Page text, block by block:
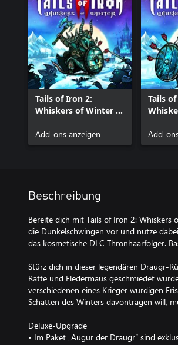
Tails of Iron 2:
Whiskers of Winter -
Armour Pack
Add-ons anzeigen
Tails
Pack
Add-
Beschreibung
Bereite dich mit Tails of Iron 2: Whiskers
die Dunkelschwingen vor und nutze
das kosmetische DLC Thronhaarfolger.
Stürz dich in dieser legendären Draugr-
Ratte und Fledermaus geschmiedet
verschiedenen eines Krieger würdigen
Schatten des Winters davontragen will,
Deluxe-Upgrade
• Im Paket „Augur der Draugr“ sind